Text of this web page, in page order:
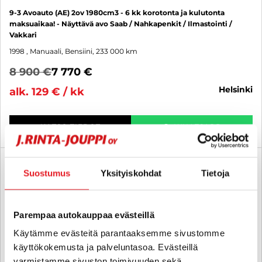
Suostumus Yksityiskohdat Tietoja
Parempaa autokauppaa evästeillä
Käytämme evästeitä parantaaksemme sivustomme
käyttökokemusta ja palveluntasoa. Evästeillä
9-3 Avoauto (AE) 2ov 1980cm3 - 6 kk korotonta ja kulutonta
maksuaikaa! - Näyttävä avo Saab / Nahkapenkit / Ilmastointi /
Vakkari
1998 , Manuaali, Bensiini, 233 000 km
8 900 €7 770 €
alk. 129 € / kk
helsinki
KATSO TIEDOT WHATSAPP